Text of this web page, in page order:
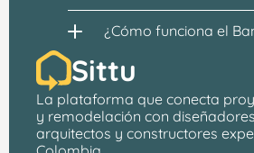
¿Cómo funciona el
Sittu
La plataforma que conecta
y remodelación con
arquitectos y constructores